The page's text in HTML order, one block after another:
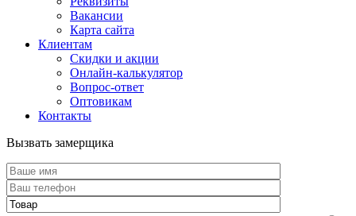
Вакансии
Карта сайта
Клиентам
Скидки и акции
Онлайн-калькулятор
Вопрос-ответ
Оптовикам
Контакты
Вызвать замерщика